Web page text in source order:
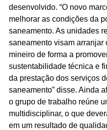
desenvolvido. “O novo
melhorar as condições da
saneamento. As unidades
saneamento visam arranjar
mineiro de forma a
sustentabilidade técnica e
da prestação dos serviços
saneamento” disse. Ainda
o grupo de trabalho reúne
multidisciplinar, o que
em um resultado de